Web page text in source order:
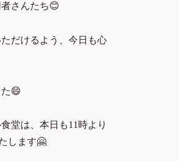
さんたち😊
だけるよう、今日も心
😄
堂は、本日も11時より
します🤗